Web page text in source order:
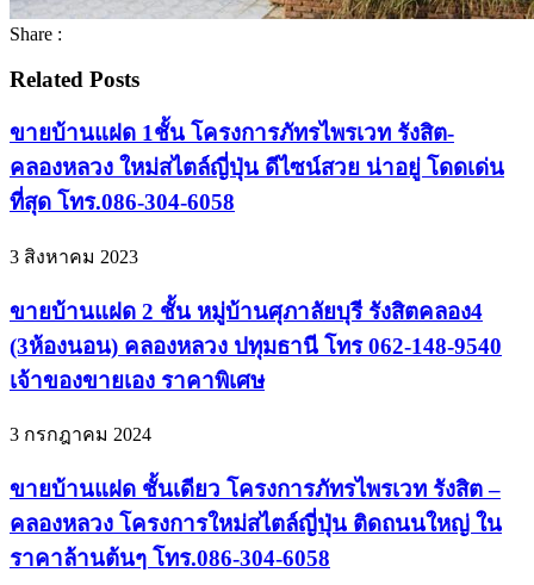
Share :
Related Posts
ขายบ้านแฝด 1ชั้น โครงการภัทรไพรเวท รังสิต-
คลองหลวง ใหม่สไตล์ญี่ปุ่น ดีไซน์สวย น่าอยู่ โดดเด่น
ที่สุด โทร.086-304-6058
3 สิงหาคม 2023
ขายบ้านแฝด 2 ชั้น หมู่บ้านศุภาลัยบุรี รังสิตคลอง4
(3ห้องนอน) คลองหลวง ปทุมธานี โทร 062-148-9540
เจ้าของขายเอง ราคาพิเศษ
3 กรกฎาคม 2024
ขายบ้านแฝด ชั้นเดียว โครงการภัทรไพรเวท รังสิต –
คลองหลวง โครงการใหม่สไตล์ญี่ปุ่น ติดถนนใหญ่ ใน
ราคาล้านต้นๆ โทร.086-304-6058